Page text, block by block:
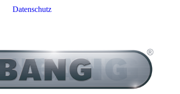
Datenschutz